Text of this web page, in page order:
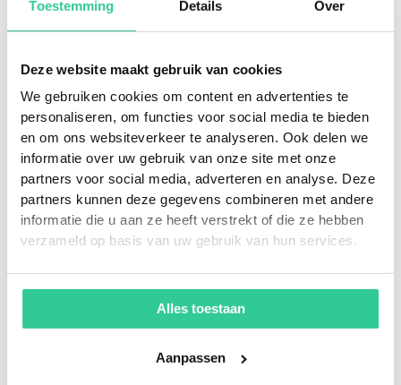
Toestemming Details Over
Deze website maakt gebruik van cookies
We gebruiken cookies om content en advertenties te
personaliseren, om functies voor social media te bieden
en om ons websiteverkeer te analyseren. Ook delen we
informatie over uw gebruik van onze site met onze
partners voor social media, adverteren en analyse. Deze
partners kunnen deze gegevens combineren met andere
informatie die u aan ze heeft verstrekt of die ze hebben
verzameld op basis van uw gebruik van hun services.
Alles toestaan
Aanpassen
Er moet voldoende saldo beschikbaar zijn in je
Kosten
Prijs per uur: € 5,50
Prijs per dag: € 44,-
Prijs per gereden kilometer: € 0,45
Overschrijding van gereserveerde tijd: € 50,-
(+ gebruikskosten)
Extra reinigen van een vervuilde auto:
geen abonnementskosten of borg. Je betaalt